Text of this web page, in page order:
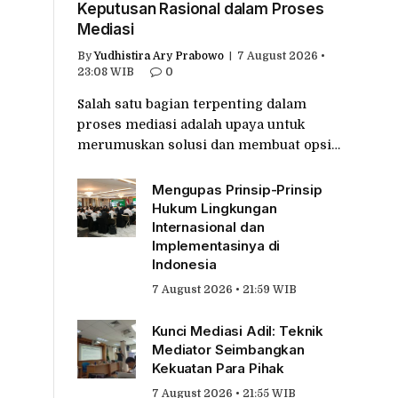
Keputusan Rasional dalam Proses
Mediasi
By Yudhistira Ary Prabowo
7 August 2026 •
23:08 WIB
0
Salah satu bagian terpenting dalam
proses mediasi adalah upaya untuk
merumuskan solusi dan membuat opsi…
Mengupas Prinsip-Prinsip
Hukum Lingkungan
Internasional dan
Implementasinya di
Indonesia
7 August 2026 • 21:59 WIB
Kunci Mediasi Adil: Teknik
Mediator Seimbangkan
Kekuatan Para Pihak
7 August 2026 • 21:55 WIB